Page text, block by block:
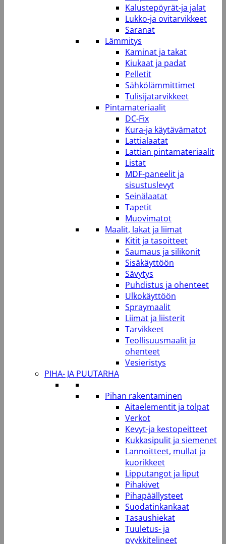
Kalustepöyrät-ja jalat
Lukko-ja ovitarvikkeet
Saranat
Lämmitys
Kaminat ja takat
Kiukaat ja padat
Pelletit
Sähkölämmittimet
Tulisijatarvikkeet
Pintamateriaalit
DC-Fix
Kura-ja käytävämatot
Lattialaatat
Lattian pintamateriaalit
Listat
MDF-paneelit ja
sisustuslevyt
Seinälaatat
Tapetit
Muovimatot
Maalit, lakat ja liimat
Kitit ja tasoitteet
Saumaus ja silikonit
Sisäkäyttöön
Sävytys
Puhdistus ja ohenteet
Ulkokäyttöön
Spraymaalit
Liimat ja liisterit
Tarvikkeet
Teollisuusmaalit ja
ohenteet
Vesieristys
PIHA- JA PUUTARHA
Pihan rakentaminen
Aitaelementit ja tolpat
Verkot
Kevyt-ja kestopeitteet
Kukkasipulit ja siemenet
Lannoitteet, mullat ja
kuorikkeet
Lipputangot ja liput
Pihakivet
Pihapäällysteet
Suodatinkankaat
Tasaushiekat
Tuuletus- ja
pyykkitelineet